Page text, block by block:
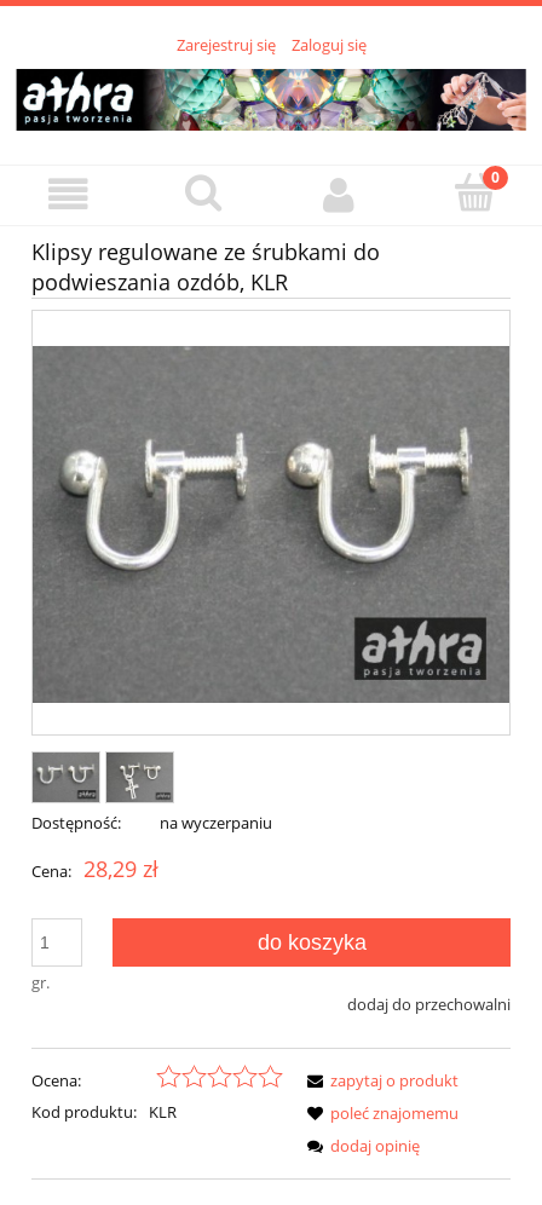
Zarejestruj się Zaloguj się
Klipsy regulowane ze śrubkami do
podwieszania ozdób, KLR
Dostępność: na wyczerpaniu
Cena: 28,29 zł
gr.
do koszyka
dodaj do przechowalni
Ocena:
Kod produktu:
KLR
zapytaj o produkt
poleć znajomemu
dodaj opinię